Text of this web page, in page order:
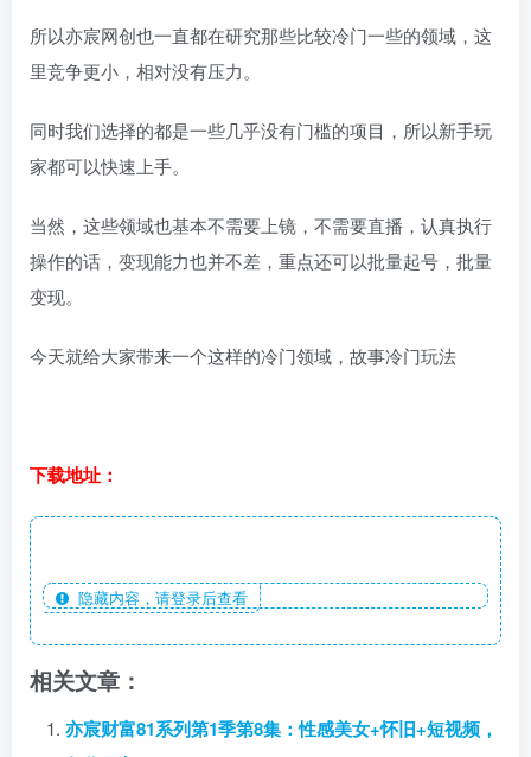
所以亦宸网创也一直都在研究那些比较冷门一些的领域，这
里竞争更小，相对没有压力。
同时我们选择的都是一些几乎没有门槛的项目，所以新手玩
家都可以快速上手。
当然，这些领域也基本不需要上镜，不需要直播，认真执行
操作的话，变现能力也并不差，重点还可以批量起号，批量
变现。
今天就给大家带来一个这样的冷门领域，故事冷门玩法
下载地址：
隐藏内容，请登录后查看
相关文章：
亦宸财富81系列第1季第8集：性感美女+怀旧+短视频，